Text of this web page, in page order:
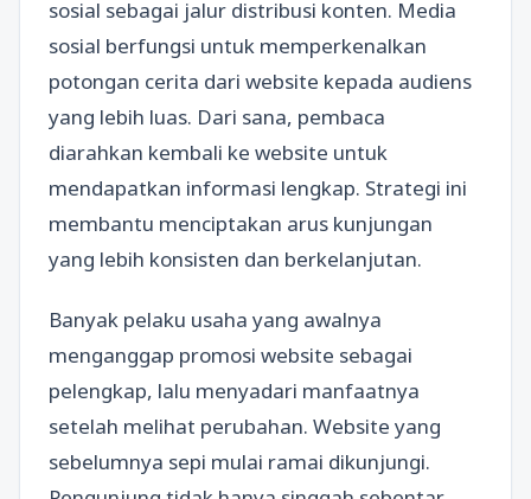
sosial sebagai jalur distribusi konten. Media
sosial berfungsi untuk memperkenalkan
potongan cerita dari website kepada audiens
yang lebih luas. Dari sana, pembaca
diarahkan kembali ke website untuk
mendapatkan informasi lengkap. Strategi ini
membantu menciptakan arus kunjungan
yang lebih konsisten dan berkelanjutan.
Banyak pelaku usaha yang awalnya
menganggap promosi website sebagai
pelengkap, lalu menyadari manfaatnya
setelah melihat perubahan. Website yang
sebelumnya sepi mulai ramai dikunjungi.